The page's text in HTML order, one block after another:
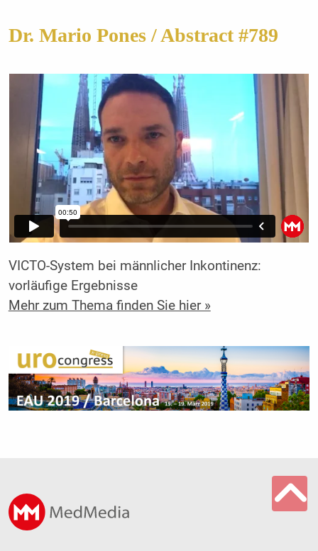
Dr. Mario Pones / Abstract #789
VICTO-System bei männlicher Inkontinenz:
vorläufige Ergebnisse
Mehr zum Thema finden Sie hier »